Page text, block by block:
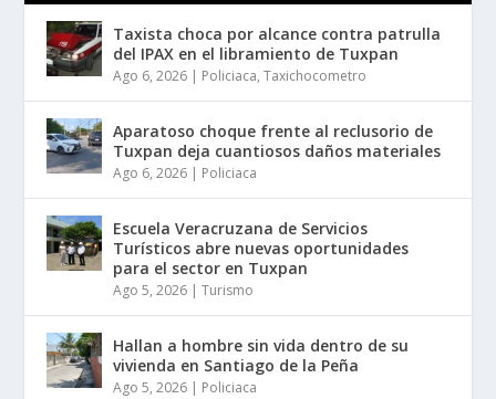
Taxista choca por alcance contra patrulla
del IPAX en el libramiento de Tuxpan
Ago 6, 2026 | Policiaca,Taxichocometro
Aparatoso choque frente al reclusorio de
Tuxpan deja cuantiosos daños materiales
Ago 6, 2026 | Policiaca
Escuela Veracruzana de Servicios
Turísticos abre nuevas oportunidades
para el sector en Tuxpan
Ago 5, 2026 |Turismo
Hallan a hombre sin vida dentro de su
vivienda en Santiago de la Peña
Ago 5, 2026 | Policiaca